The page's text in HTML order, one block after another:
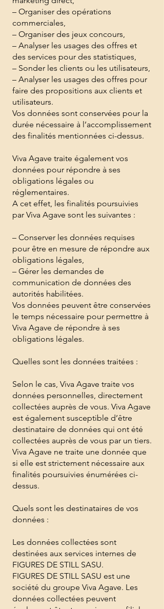
– Organiser des opérations
commerciales,
– Organiser des jeux concours,
– Analyser les usages des offres et
des services pour des statistiques,
– Sonder les clients ou les utilisateurs,
– Analyser les usages des offres pour
faire des propositions aux clients et
utilisateurs.
Vos données sont conservées pour la
durée nécessaire à l’accomplissement
des finalités mentionnées ci-dessus.
Viva Agave traite également vos
données pour répondre à ses
obligations légales ou
réglementaires.
A cet effet, les finalités poursuivies
par Viva Agave sont les suivantes :
– Conserver les données requises
pour être en mesure de répondre aux
obligations légales,
– Gérer les demandes de
communication de données des
autorités habilitées.
Vos données peuvent être conservées
le temps nécessaire pour permettre à
Viva Agave de répondre à ses
obligations légales.
Quelles sont les données traitées :
Selon le cas, Viva Agave traite vos
données personnelles, directement
collectées auprès de vous. Viva Agave
est également susceptible d’être
destinataire de données qui ont été
collectées auprès de vous par un tiers.
Viva Agave ne traite une donnée que
si elle est strictement nécessaire aux
finalités poursuivies énumérées ci-
dessus.
Quels sont les destinataires de vos
données :
Les données collectées sont
destinées aux services internes de
FIGURES DE STILL SASU.
FIGURES DE STILL SASU est une
société du groupe Viva Agave. Les
données collectées peuvent